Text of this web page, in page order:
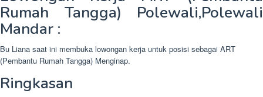
Rumah Tangga) Polewali,Polewali
Mandar :
Bu Liana saat ini membuka lowongan kerja untuk posisi sebagai ART
(Pembantu Rumah Tangga) Menginap.
Ringkasan